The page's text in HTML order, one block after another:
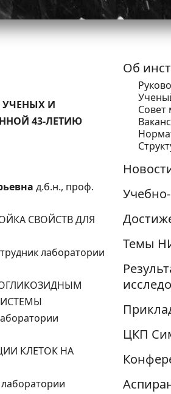
И
43-ЛЕТИЮ
д.б.н., проф.
СВОЙСТВ ДЛЯ
лаборатории
КЛЕТОК НА
Об
Совет
Темы
ЦКП